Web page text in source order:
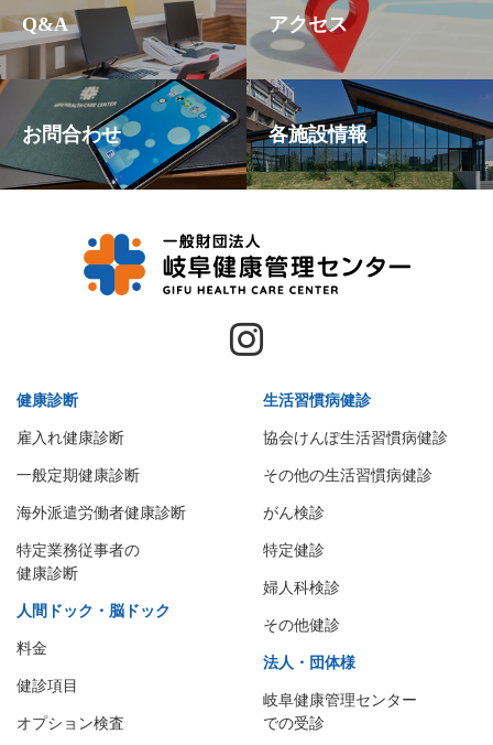
Q&A アクセス
お問合わせ 各施設情報
健康診断
雇入れ健康診断
一般定期健康診断
海外派遣労働者健康診断
特定業務従事者の
健康診断
人間ドック・脳ドック
料金
健診項目
オプション検査
生活習慣病健診
協会けんぽ生活習慣病健診
その他の生活習慣病健診
がん検診
特定健診
婦人科検診
その他健診
法人・団体様
岐阜健康管理センター
での受診